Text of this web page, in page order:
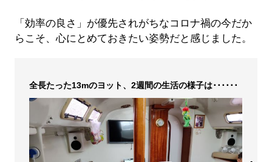
「効率の良さ」が優先されがちなコロナ禍の今だか
らこそ、心にとめておきたい姿勢だと感じました。
全長たった13mのヨット、2週間の生活の様子は･･････